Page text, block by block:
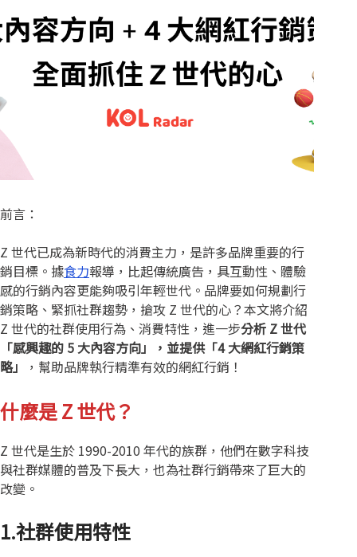
前言：
Z 世代已成為新時代的消費主力，是許多品牌重要的行
銷目標。據食力報導，比起傳統廣告，具互動性、體驗
感的行銷內容更能夠吸引年輕世代。品牌要如何規劃行
銷策略、緊抓社群趨勢，搶攻 Z 世代的心？本文將介紹
Z 世代的社群使用行為、消費特性，進一步分析 Z 世代
「感興趣的 5 大內容方向」，並提供「4 大網紅行銷策
略」
，幫助品牌執行精準有效的網紅行銷！
什麼是 Z 世代？
Z 世代是生於 1990-2010 年代的族群，他們在數字科技
與社群媒體的普及下長大，也為社群行銷帶來了巨大的
改變。
1.社群使用特性